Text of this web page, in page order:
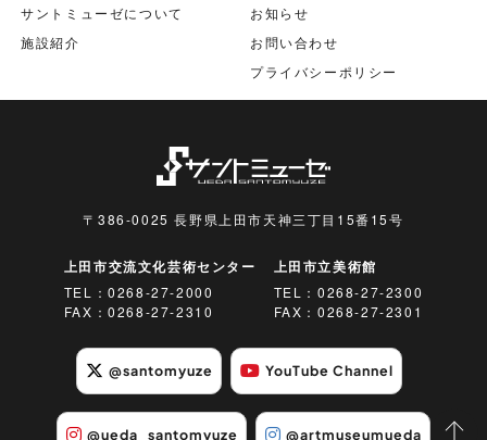
サントミューゼについて
施設紹介
お知らせ
お問い合わせ
プライバシーポリシー
〒386-0025 長野県上田市天神三丁目15番15号
上田市交流文化芸術センター
TEL：0268-27-2000
FAX：0268-27-2310
上田市立美術館
TEL： 0268-27-2300
FAX：0268-27-2301
@santomyuze YouTube Channel
@ueda_santomyuze @artmuseumueda